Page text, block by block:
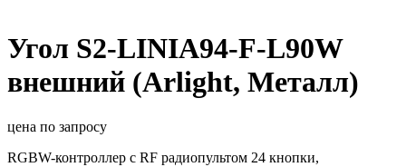
Угол S2-LINIA94-F-L90W
внешний (Arlight, Металл)
цена по запросу
RGBW-контроллер с RF радиопультом 24 кнопки,